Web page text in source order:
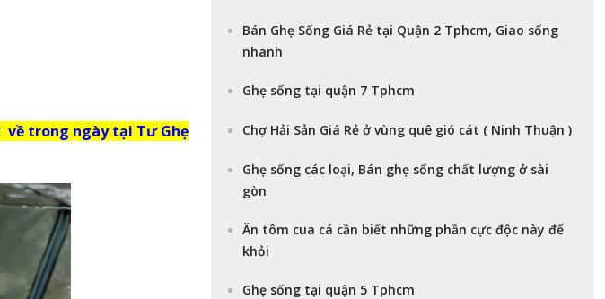
về trong ngày tại Tư Ghẹ
Bán Ghẹ Sống Giá Rẻ tại Quận 2 Tphcm, Giao sống
nhanh
Ghẹ sống tại quận 7 Tphcm
Chợ Hải Sản Giá Rẻ ở vùng quê gió cát ( Ninh Thuận )
Ghẹ sống các loại, Bán ghẹ sống chất lượng ở sài
gòn
Ăn tôm cua cá cần biết những phần cực độc này để
khỏi
Ghẹ sống tại quận 5 Tphcm